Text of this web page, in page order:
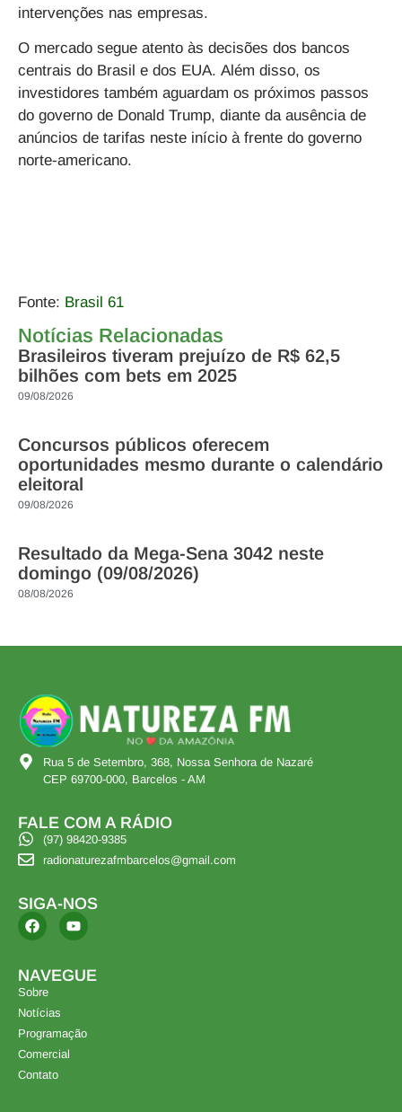
intervenções nas empresas.
O mercado segue atento às decisões dos bancos
centrais do Brasil e dos EUA. Além disso, os
investidores também aguardam os próximos passos
do governo de Donald Trump, diante da ausência de
anúncios de tarifas neste início à frente do governo
norte-americano.
Fonte: Brasil 61
Notícias Relacionadas
Brasileiros tiveram prejuízo de R$ 62,5
bilhões com bets em 2025
09/08/2026
Concursos públicos oferecem
oportunidades mesmo durante o calendário
eleitoral
09/08/2026
Resultado da Mega-Sena 3042 neste
domingo (09/08/2026)
08/08/2026
Rua 5 de Setembro, 368, Nossa Senhora de Nazaré
CEP 69700-000, Barcelos - AM
FALE COM A RÁDIO
(97) 98420-9385
radionaturezafmbarcelos@gmail.com
SIGA-NOS
NAVEGUE
Sobre
Notícias
Programação
Comercial
Contato